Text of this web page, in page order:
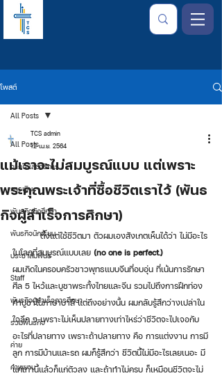
โพสต์
All Posts
จากใจเลขาธิการ
การเงิน
พันธกิจนักศึกษา
พันธกิจนักเรียน
ประชาสัมพันธ์
Staff
พันธกิจผู้สำเร็จการศึกษา
รวมพันธกิจ
ค่าย
คำพยาน
All Posts
แม้เราจะไม่สมบูรณ์แบบ แต่เพราะ
พระคุณพระเจ้าที่ซื้อชีวิตเราไว้ (พันธ
กิจผู้สำเร็จการศึกษา)
TCS admin
12 เม.ย. 2564
	ตั้งแต่ใช้ชีวิตมา ตัวผมเองสังเกตเห็นได้ว่า ไม่มีอะไร
ในโลกที่สมบูรณ์แบบเลย (no one is perfect.)
ผมเกิดในครอบครัวชาวพุทธแบบจีนที่อบอุ่น ที่เน้นการรักษา
ศีล 5 ไหว้และบูชาพระทั้งไทยและจีน รวมไปถึงการฝึกท่อง
คำบูชาในภาษาบาลี แต่ถึงอย่างนั้น ผมกลับรู้สึกว่างเปล่าใน
ใจลึก ๆ เพราะไม่เห็นปลายทางเท่าไหร่ว่าชีวิตจะไปเจอกับ
อะไรที่ปลายทาง เพราะถ้าปลายทาง คือ การแต่งงาน การมี
ลูก การมีบ้านและรถ ผมก็รู้สึกว่า ชีวิตนี้ไม่มีอะไรเลยเนอะ มี
แค่เท่านี้แล้วก็แก่ตัวลง และถ้าทำไม่ครบ ก็เหมือนชีวิตจะไม่